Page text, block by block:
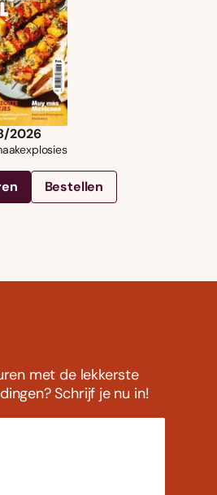
2026
Bestellen
met de lekkerste
Schrijf je nu in!